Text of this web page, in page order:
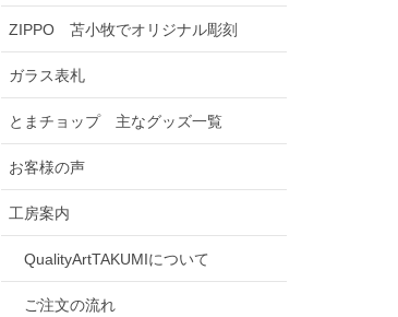
ZIPPO 苫小牧でオリジナル彫刻
ガラス表札
とまチョップ 主なグッズ一覧
お客様の声
工房案内
QualityArtTAKUMIについて
ご注文の流れ